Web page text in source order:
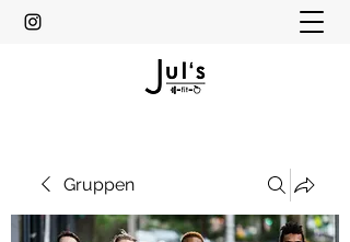
Gruppen